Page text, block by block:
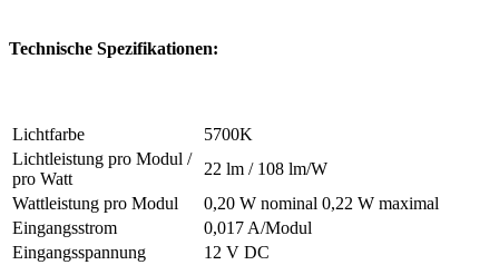
Technische Spezifikationen:
Lichtfarbe
5700K
Lichtleistung pro Modul /
pro Watt
22 lm / 108 lm/W
Wattleistung pro Modul
0,20 W nominal 0,22 W maximal
Eingangsstrom
0,017 A/Modul
Eingangsspannung
12 V DC